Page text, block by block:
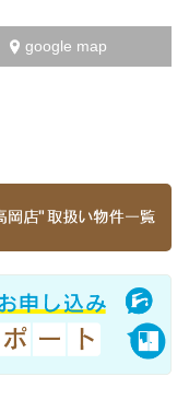
google map